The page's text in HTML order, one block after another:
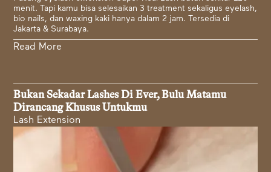
menit. Tapi kamu bisa selesaikan 3 treatment sekaligus eyelash,
bio nails, dan waxing kaki hanya dalam 2 jam. Tersedia di
Jakarta & Surabaya.
Read More
Bukan Sekadar Lashes Di Ever, Bulu Matamu
Dirancang Khusus Untukmu
Lash Extension